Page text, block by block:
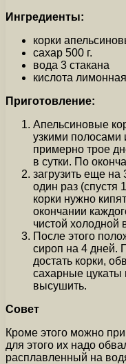
Ингредиенты:
корки
сахар 500 г.
вода 3 стакана
кислота лимонная
Приготовление:
Апельсиновые
узкими полосами
примерно трое
в сутки. По
загрузить еще на
один раз (спустя
корки нужно
окончании
чистой холодной
После этого
сироп на 4 дней.
достать корки,
сахарные цукаты
высушить.
Совет
Кроме этого можно
для этого их надо
расплавленный на